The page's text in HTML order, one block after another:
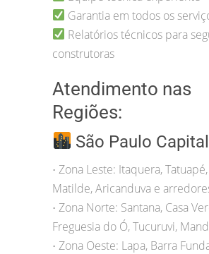
Garantia em todos os
Relatórios técnicos para
construtoras
Atendimento nas
Regiões:
São Paulo
• Zona Leste: Itaquera,
Matilde, Aricanduva e
• Zona Norte: Santana, Casa
Freguesia do Ó, Tucuruvi,
• Zona Oeste: Lapa, Barra